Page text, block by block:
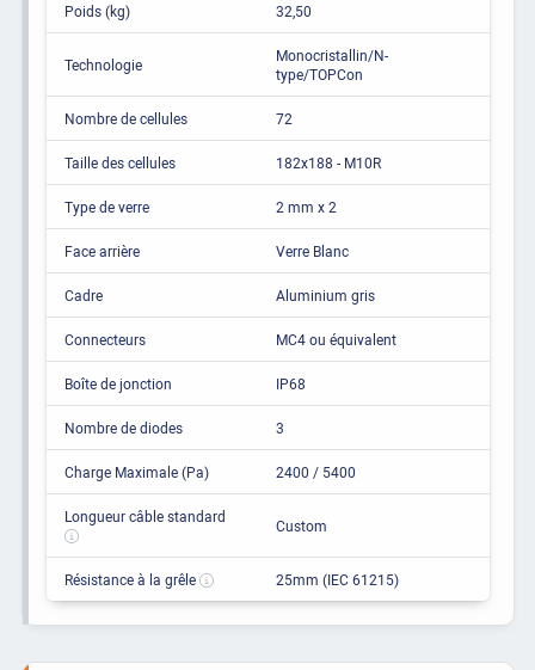
Poids (kg) 32,50
Technologie
Monocristallin/N-
type/TOPCon
Nombre de cellules 72
Taille des cellules 182x188 - M10R
Type de verre 2 mm x 2
Face arrière Verre Blanc
Cadre Aluminium gris
Connecteurs MC4 ou équivalent
Boîte de jonction IP68
Nombre de diodes 3
Charge Maximale (Pa) 2400 / 5400
Longueur câble standard Custom
Résistance à la grêle 25mm (IEC 61215)